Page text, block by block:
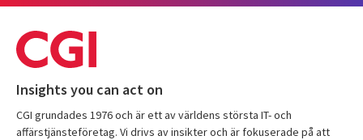
Insights you can act on
CGI grundades 1976 och är ett av världens största IT- och
affärstjänsteföretag. Vi drivs av insikter och är fokuserade på att